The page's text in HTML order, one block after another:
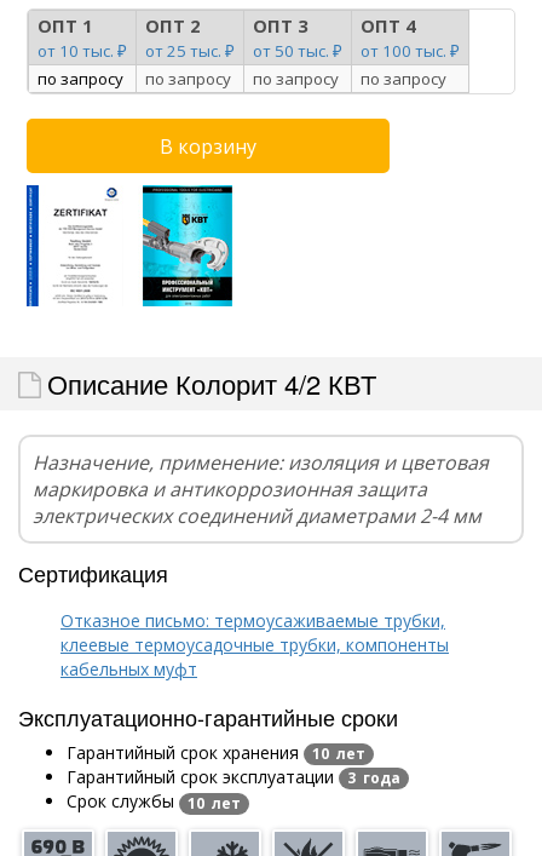
ОПТ 1
от 10 тыс. ₽
ОПТ 2
от 25 тыс. ₽
ОПТ 3
от 50 тыс. ₽
ОПТ 4
от 100 тыс. ₽
по запросу
по запросу по запросу по запросу
Описание Колорит 4/2 КВТ
Назначение, применение: изоляция и цветовая
маркировка и антикоррозионная защита
электрических соединений диаметрами 2-4 мм
Сертификация
Отказное письмо: термоусаживаемые трубки,
клеевые термоусадочные трубки, компоненты
кабельных муфт
Эксплуатационно-гарантийные сроки
Гарантийный срок хранения 10 лет
Гарантийный срок эксплуатации 3 года
Срок службы 10 лет